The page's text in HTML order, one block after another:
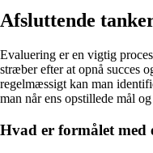
Afsluttende
Evaluering er en vigtig
stræber efter at opnå succes
regelmæssigt kan man
man når ens opstillede mål
Hvad er formålet med